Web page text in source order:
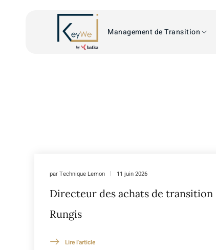
Management de Transition
parTechnique Lemon 11 juin 2026
Directeur des achats de transition
Rungis
Lire l'article